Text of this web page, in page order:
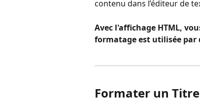
contenu dans l’éditeur de
Avec l'affichage HTML,
formatage est utilisée par
Formater un